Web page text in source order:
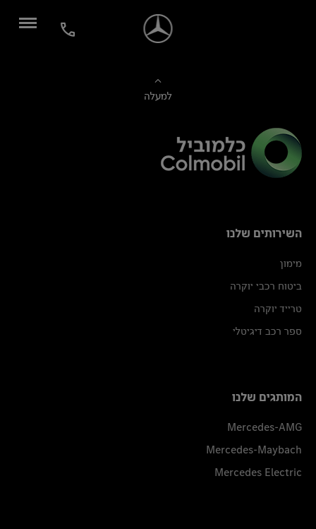
למעלה
השירותים שלנו
מימון
ביטוח רכבי יוקרה
טרייד יוקרה
ספר רכב דיגיטלי
המותגים שלנו
Mercedes-AMG
Mercedes-Maybach
Mercedes Electric